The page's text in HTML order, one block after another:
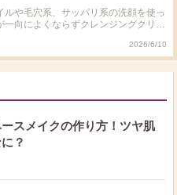
や毛穴系、サッパリ系の洗顔を使っ
向によくならずクレンジングクリー
ならなくなりました。洗顔のおすす
たら両方知りたいです！ よろしく
2026/6/10
スメイクの作り方！ツヤ肌
？